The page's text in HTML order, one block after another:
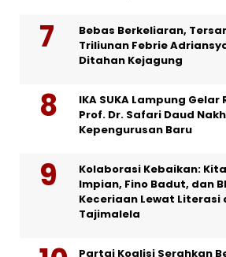
Bebas Berkeliaran,
Triliunan Febrie
Ditahan Kejagung
IKA SUKA Lampung
Prof. Dr. Safari Daud
Kepengurusan Baru
Kolaborasi Kebaikan:
Impian, Fino Badut, dan
Keceriaan Lewat Literasi
Tajimalela
Partai Koalisi Serahkan